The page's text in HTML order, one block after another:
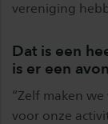
vereniging
Dat is een
is er een
“Zelf maken
voor onze